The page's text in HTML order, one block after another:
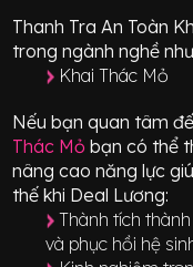
Thanh Tra An Toàn
trong ngành nghề
Khai Thác Mỏ
Nếu bạn quan tâm
Thác Mỏ bạn có thể
nâng cao năng lực
thế khi Deal Lương:
Thành tích
và phục hồi hệ